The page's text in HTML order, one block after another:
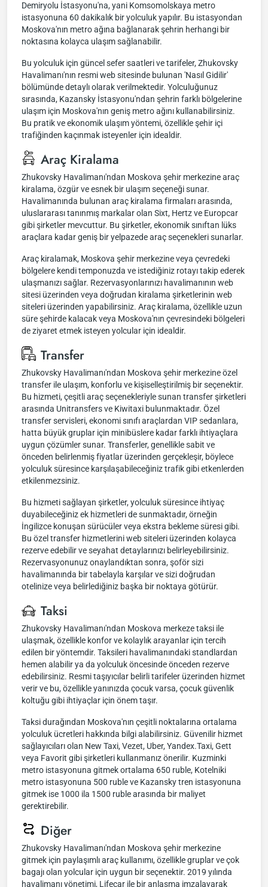
Demiryolu İstasyonu'na, yani Komsomolskaya metro
istasyonuna 60 dakikalık bir yolculuk yapılır. Bu istasyondan
Moskova'nın metro ağına bağlanarak şehrin herhangi bir
noktasına kolayca ulaşım sağlanabilir.
Bu yolculuk için güncel sefer saatleri ve tarifeler, Zhukovsky
Havalimanı'nın resmi web sitesinde bulunan 'Nasıl Gidilir'
bölümünde detaylı olarak verilmektedir. Yolculuğunuz
sırasında, Kazansky İstasyonu'ndan şehrin farklı bölgelerine
ulaşım için Moskova'nın geniş metro ağını kullanabilirsiniz.
Bu pratik ve ekonomik ulaşım yöntemi, özellikle şehir içi
trafiğinden kaçınmak isteyenler için idealdir.
Araç Kiralama
Zhukovsky Havalimanı'ndan Moskova şehir merkezine araç
kiralama, özgür ve esnek bir ulaşım seçeneği sunar.
Havalimanında bulunan araç kiralama firmaları arasında,
uluslararası tanınmış markalar olan Sixt, Hertz ve Europcar
gibi şirketler mevcuttur. Bu şirketler, ekonomik sınıftan lüks
araçlara kadar geniş bir yelpazede araç seçenekleri sunarlar.
Araç kiralamak, Moskova şehir merkezine veya çevredeki
bölgelere kendi temponuzda ve istediğiniz rotayı takip ederek
ulaşmanızı sağlar. Rezervasyonlarınızı havalimanının web
sitesi üzerinden veya doğrudan kiralama şirketlerinin web
siteleri üzerinden yapabilirsiniz. Araç kiralama, özellikle uzun
süre şehirde kalacak veya Moskova'nın çevresindeki bölgeleri
de ziyaret etmek isteyen yolcular için idealdir.
Transfer
Zhukovsky Havalimanı'ndan Moskova şehir merkezine özel
transfer ile ulaşım, konforlu ve kişiselleştirilmiş bir seçenektir.
Bu hizmeti, çeşitli araç seçenekleriyle sunan transfer şirketleri
arasında Unitransfers ve Kiwitaxi bulunmaktadır. Özel
transfer servisleri, ekonomi sınıfı araçlardan VIP sedanlara,
hatta büyük gruplar için minibüslere kadar farklı ihtiyaçlara
uygun çözümler sunar. Transferler, genellikle sabit ve
önceden belirlenmiş fiyatlar üzerinden gerçekleşir, böylece
yolculuk süresince karşılaşabileceğiniz trafik gibi etkenlerden
etkilenmezsiniz.
Bu hizmeti sağlayan şirketler, yolculuk süresince ihtiyaç
duyabileceğiniz ek hizmetleri de sunmaktadır, örneğin
İngilizce konuşan sürücüler veya ekstra bekleme süresi gibi.
Bu özel transfer hizmetlerini web siteleri üzerinden kolayca
rezerve edebilir ve seyahat detaylarınızı belirleyebilirsiniz.
Rezervasyonunuz onaylandıktan sonra, şoför sizi
havalimanında bir tabelayla karşılar ve sizi doğrudan
otelinize veya belirlediğiniz başka bir noktaya götürür.
Taksi
Zhukovsky Havalimanı'ndan Moskova merkeze taksi ile
ulaşmak, özellikle konfor ve kolaylık arayanlar için tercih
edilen bir yöntemdir. Taksileri havalimanındaki standlardan
hemen alabilir ya da yolculuk öncesinde önceden rezerve
edebilirsiniz. Resmi taşıyıcılar belirli tarifeler üzerinden hizmet
verir ve bu, özellikle yanınızda çocuk varsa, çocuk güvenlik
koltuğu gibi ihtiyaçlar için önem taşır.
Taksi durağından Moskova'nın çeşitli noktalarına ortalama
yolculuk ücretleri hakkında bilgi alabilirsiniz. Güvenilir hizmet
sağlayıcıları olan New Taxi, Vezet, Uber, Yandex.Taxi, Gett
veya Favorit gibi şirketleri kullanmanız önerilir. Kuzminki
metro istasyonuna gitmek ortalama 650 ruble, Kotelniki
metro istasyonuna 500 ruble ve Kazansky tren istasyonuna
gitmek ise 1000 ila 1500 ruble arasında bir maliyet
gerektirebilir.
Diğer
Zhukovsky Havalimanı'ndan Moskova şehir merkezine
gitmek için paylaşımlı araç kullanımı, özellikle gruplar ve çok
bagajı olan yolcular için uygun bir seçenektir. 2019 yılında
havalimanı yönetimi, Lifecar ile bir anlaşma imzalayarak